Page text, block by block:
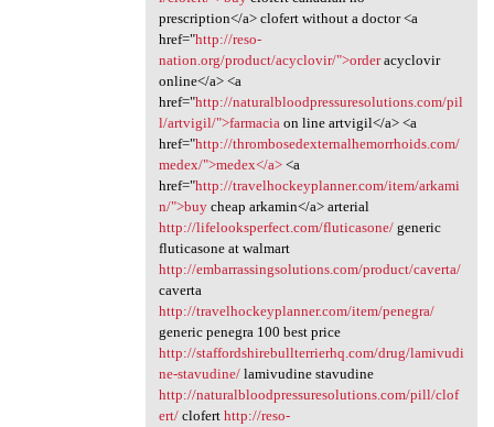
prescription</a> clofert without a doctor <a
href="http://reso-
nation.org/product/acyclovir/">orderacyclovir
online</a> <a
href="http://naturalbloodpressuresolutions.com/pil
l/artvigil/">farmaciaon line artvigil</a> <a
href="http://thrombosedexternalhemorrhoids.com/
medex/">medex</a><a
href="http://travelhockeyplanner.com/item/arkami
n/">buycheap arkamin</a> arterial
http://lifelooksperfect.com/fluticasone/generic
fluticasone at walmart
http://embarrassingsolutions.com/product/caverta/
caverta
http://travelhockeyplanner.com/item/penegra/
generic penegra 100 best price
http://staffordshirebullterrierhq.com/drug/lamivudi
ne-stavudine/lamivudine stavudine
http://naturalbloodpressuresolutions.com/pill/clof
ert/clofert http://reso-